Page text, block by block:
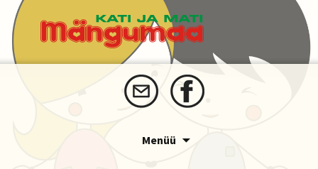
Menüü